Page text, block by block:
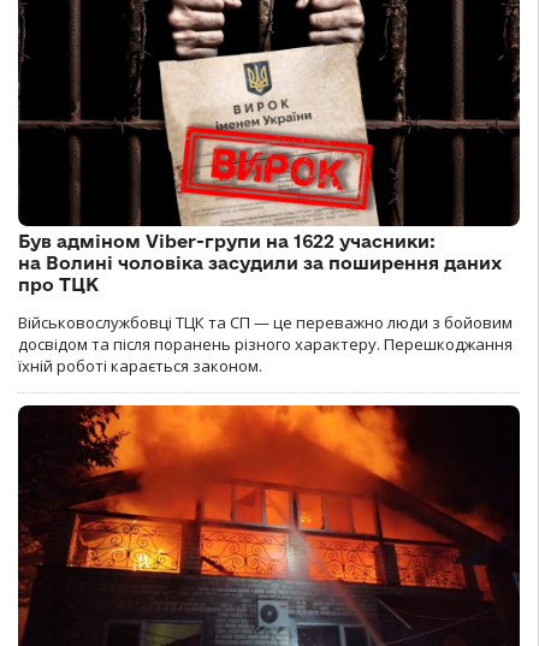
Був адміном Viber-групи на 1622 учасники:
на Волині чоловіка засудили за поширення даних
про ТЦК
Військовослужбовці ТЦК та СП — це переважно люди з бойовим
досвідом та після поранень різного характеру. Перешкоджання
їхній роботі карається законом.